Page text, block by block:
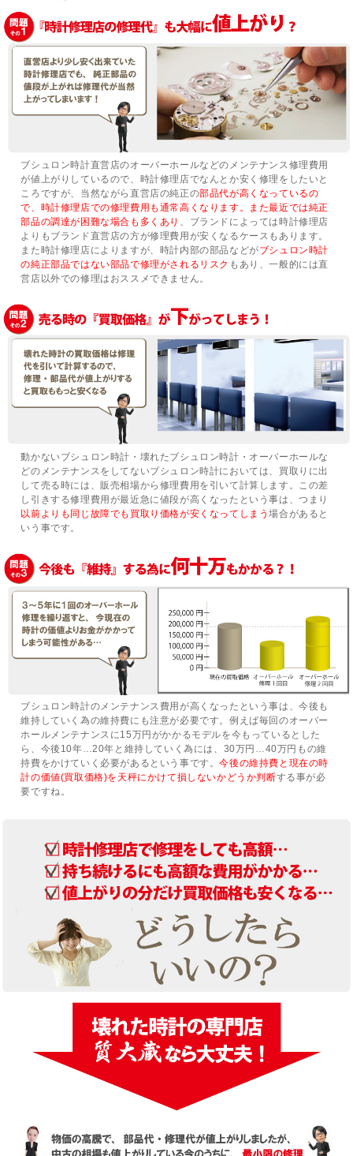
ブシュロン時計直営店のオーバーホールなどのメンテナンス修理費用
が値上がりしているので、時計修理店でなんとか安く修理をしたいと
ころですが、当然ながら直営店の純正の部品代が高くなっているの
で、時計修理店での修理費用も通常高くなります。また最近では純正
部品の調達が困難な場合も多くあり
、ブランドによっては時計修理店
よりもブランド直営店の方が修理費用が安くなるケースもあります。
また時計修理店によりますが、時計内部の部品などがブシュロン時計
の純正部品ではない部品で修理がされるリスク もあり、一般的には直
営店以外での修理はおススメできません。
動かないブシュロン時計・壊れたブシュロン時計・オーバーホールな
どのメンテナンスをしてないブシュロン時計においては、買取りに出
して売る時には、販売相場から修理費用を引いて計算します。この差
し引きする修理費用が最近急に値段が高くなったという事は、つまり
以前よりも同じ故障でも買取り価格が安くなってしまう場合があると
いう事です。
ブシュロン時計のメンテナンス費用が高くなったという事は、今後も
維持していく為の維持費にも注意が必要です。例えば毎回のオーバー
ホールメンテナンスに15万円がかかるモデルを今もっているとした
ら、今後10年…20年と維持していく為には、30万円…40万円もの維
持費をかけていく必要があるという事です。今後の維持費と現在の時
計の価値(買取価格)を天秤にかけて損しないかどうか判断する事が必
要ですね。